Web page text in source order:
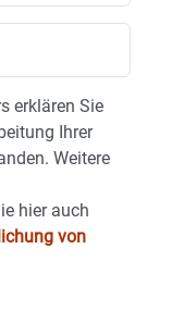
erklären Sie
Ihrer
Weitere
hier auch
von